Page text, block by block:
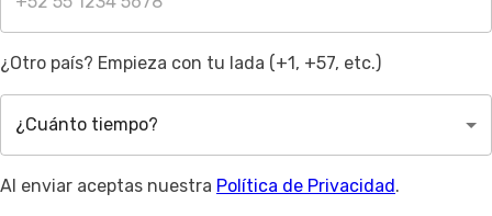
¿Otro país? Empieza con tu lada (+1, +57, etc.)
¿Cuánto tiempo?
Al enviar aceptas nuestra Política de Privacidad.